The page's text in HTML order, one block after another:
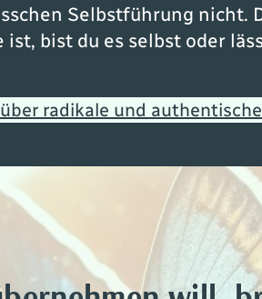
Selbstführung nicht.
bist du es selbst oder
radikale und